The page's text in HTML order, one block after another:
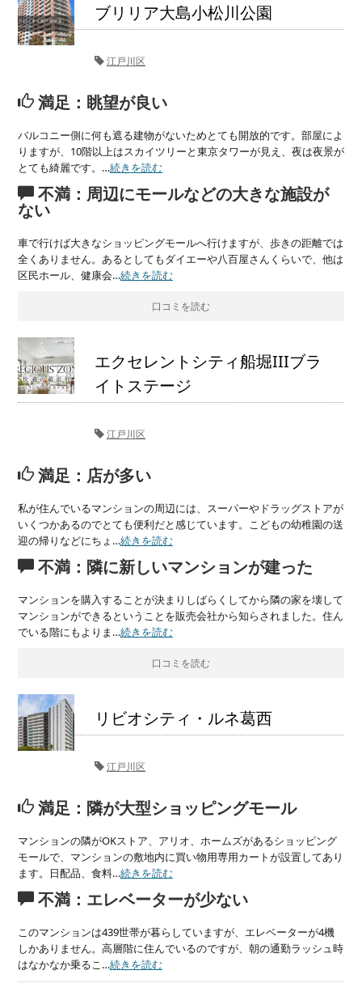
ブリリア大島小松川公園
江戸川区
満足：眺望が良い
バルコニー側に何も遮る建物がないためとても開放的です。部屋によ
りますが、10階以上はスカイツリーと東京タワーが見え、夜は夜景が
とても綺麗です。…続きを読む
不満：周辺にモールなどの大きな施設が
ない
車で行けば大きなショッピングモールへ行けますが、歩きの距離では
全くありません。あるとしてもダイエーや八百屋さんくらいで、他は
区民ホール、健康会…続きを読む
口コミを読む
エクセレントシティ船堀IIIブラ
イトステージ
江戸川区
満足：店が多い
私が住んでいるマンションの周辺には、スーパーやドラッグストアが
いくつかあるのでとても便利だと感じています。こどもの幼稚園の送
迎の帰りなどにちょ…続きを読む
不満：隣に新しいマンションが建った
マンションを購入することが決まりしばらくしてから隣の家を壊して
マンションができるということを販売会社から知らされました。住ん
でいる階にもよりま…続きを読む
口コミを読む
リビオシティ・ルネ葛西
江戸川区
満足：隣が大型ショッピングモール
マンションの隣がOKストア、アリオ、ホームズがあるショッピング
モールで、マンションの敷地内に買い物用専用カートが設置してあり
ます。日配品、食料…続きを読む
不満：エレベーターが少ない
このマンションは439世帯が暮らしていますが、エレベーターが4機
しかありません。高層階に住んでいるのですが、朝の通勤ラッシュ時
はなかなか乗るこ…続きを読む